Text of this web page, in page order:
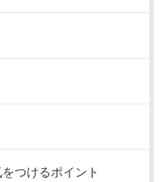
つけるポイント